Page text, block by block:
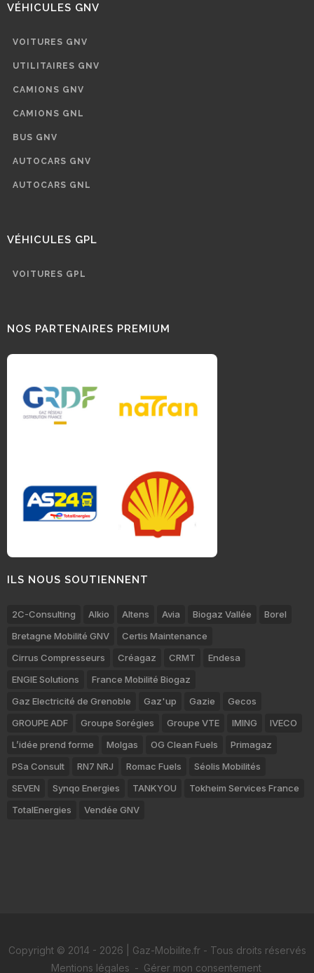
VÉHICULES GNV
VOITURES GNV
UTILITAIRES GNV
CAMIONS GNV
CAMIONS GNL
BUS GNV
AUTOCARS GNV
AUTOCARS GNL
VÉHICULES GPL
VOITURES GPL
NOS PARTENAIRES PREMIUM
ILS NOUS SOUTIENNENT
2C-Consulting Alkio Altens Avia Biogaz Vallée
Borel
Bretagne Mobilité GNV
Certis Maintenance
Cirrus Compresseurs
Créagaz CRMT
Endesa
ENGIE Solutions
France Mobilité Biogaz
Gaz Electricité de Grenoble
Gaz'up Gazie
Gecos
GROUPE ADF
Groupe Sorégies Groupe VTE IMING
IVECO
L’idée prend forme
Molgas OG Clean Fuels
Primagaz
PSa Consult
RN7 NRJ Romac Fuels
Séolis Mobilités
SEVEN
Synqo Energies TANKYOU
Tokheim Services France
TotalEnergies
Vendée GNV
Copyright © 2014 - 2026 | Gaz-Mobilite.fr - Tous droits réservés
Mentions légales - Gérer mon consentement